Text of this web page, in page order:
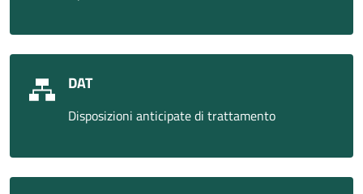
DAT
Disposizioni anticipate di trattamento